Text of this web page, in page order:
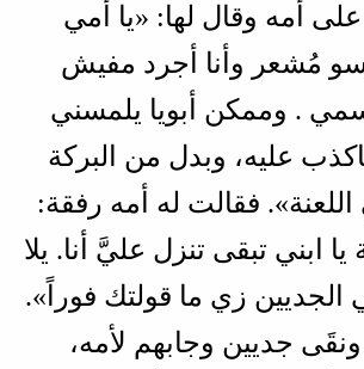
أمه وقال لها: «يا أمي
مُشعر وأنا أجرد مفيش
. وممكن أبويا يلمسني
عليه، وبدل من البركة
فقالت له أمه رفقة:
يا ابني تبقى تنزل عليَّ أنا. يلا
زي ما قولتك فوراً».
جديين وجابهم لأمه،